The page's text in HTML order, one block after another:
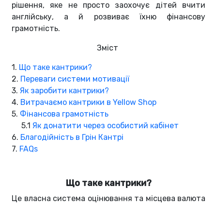
рішення, яке не просто заохочує дітей вчити
англійську, а й розвиває їхню фінансову
грамотність.
Зміст
1. Що таке кантрики?
2. Переваги системи мотивації
3. Як заробити кантрики?
4. Витрачаємо кантрики в Yellow Shop
5. Фінансова грамотність
5.1 Як донатити через особистий кабінет
6. Благодійність в Грін Кантрі
7. FAQs
Що таке кантрики?
Це власна система оцінювання та місцева валюта